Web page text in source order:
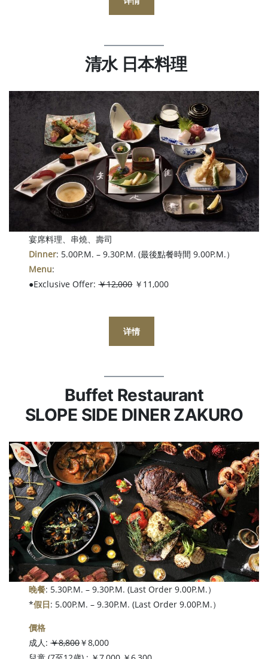
清水 日本料理
宴席料理、串燒、壽司
Dinner: 5.00P.M. – 9.30P.M. (最後點餐時間 9.00P.M.）
Menu:
●Exclusive Offer:￥12,000￥11,000
详情
Buffet Restaurant
SLOPE SIDE DINER ZAKURO
晚餐: 5.30P.M. – 9.30P.M. (Last Order 9.00P.M.）
*假日: 5.00P.M. – 9.30P.M. (Last Order 9.00P.M.）
價格
成人:￥8,800￥8,000